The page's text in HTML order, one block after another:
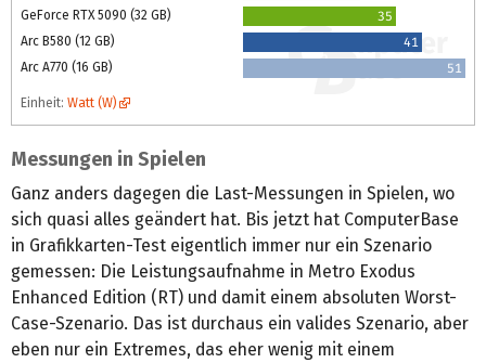
GeForce RTX 5090 (32 GB)
35
Arc B580 (12 GB)
41
Arc A770 (16 GB)
51
Einheit: Watt (W)
Messungen in Spielen
Ganz anders dagegen die Last-Messungen in Spielen, wo
sich quasi alles geändert hat. Bis jetzt hat ComputerBase
in Grafikkarten-Test eigentlich immer nur ein Szenario
gemessen: Die Leistungsaufnahme in Metro Exodus
Enhanced Edition (RT) und damit einem absoluten Worst-
Case-Szenario. Das ist durchaus ein valides Szenario, aber
eben nur ein Extremes, das eher wenig mit einem